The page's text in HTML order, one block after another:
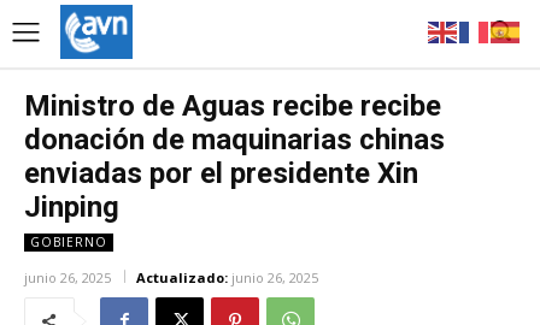
Ministro de Aguas recibe recibe
donación de maquinarias chinas
enviadas por el presidente Xin
Jinping
GOBIERNO
junio 26, 2025 Actualizado: junio 26, 2025